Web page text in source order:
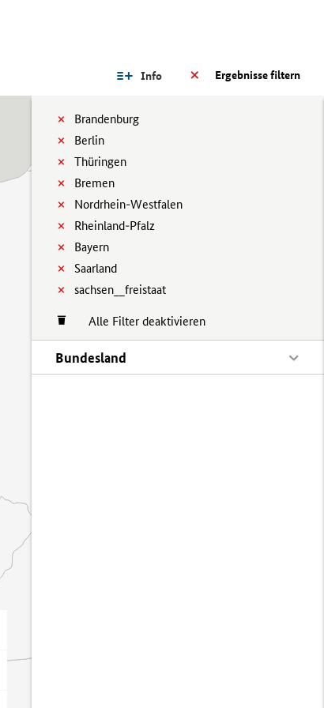
Ergebnisse filtern
Info
Brandenburg
Berlin
Thüringen
Bremen
Nordrhein-Westfalen
Rheinland-Pfalz
Bayern
Saarland
sachsen__freistaat
Alle Filter deaktivieren
Bundesland